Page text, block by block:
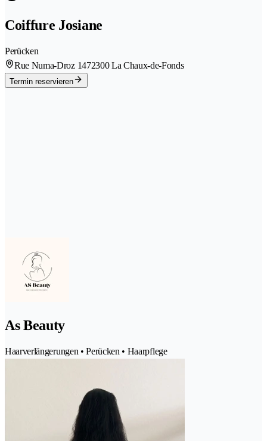
Coiffure Josiane
Perücken
Rue Numa-Droz 1472300 La Chaux-de-Fonds
Termin reservieren
As Beauty
Haarverlängerungen • Perücken • Haarpflege